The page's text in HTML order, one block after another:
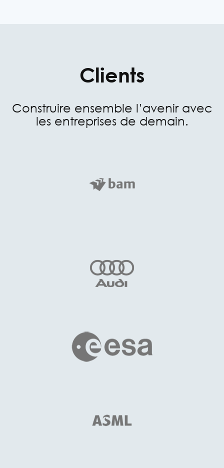
Clients
Construire ensemble l’avenir avec
les entreprises de demain.